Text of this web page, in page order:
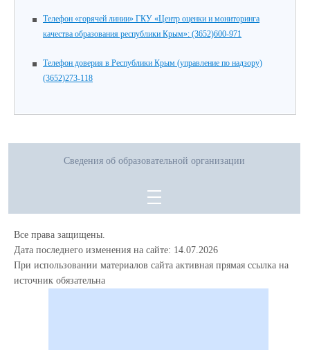
Телефон «горячей линии» ГКУ «Центр оценки и мониторинга
качества образования республики Крым»: (3652)600-971
Телефон доверия в Республики Крым (управление по надзору)
(3652)273-118
Сведения об образовательной организации
Все права защищены.
Дата последнего изменения на сайте: 14.07.2026
При использовании материалов сайта активная прямая ссылка на
источник обязательна